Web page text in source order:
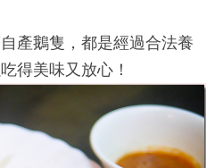
產鵝隻，都是經過合法養
得美味又放心！